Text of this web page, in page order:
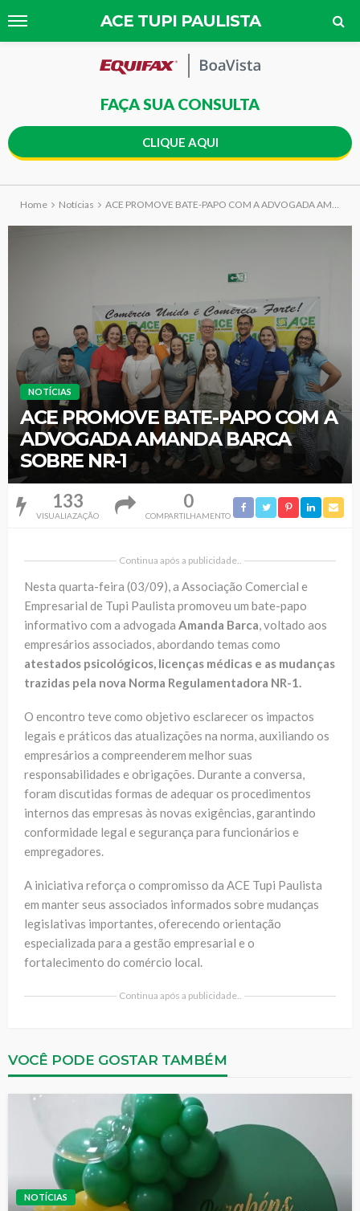
ACE TUPI PAULISTA
FAÇA SUA CONSULTA
CLIQUE AQUI
Home Notícias ACE PROMOVE BATE-PAPO COM A ADVOGADA AMANDA BARCA SOBRE NR-1
NOTÍCIAS
ACE PROMOVE BATE-PAPO COM A
ADVOGADA AMANDA BARCA
SOBRE NR-1
133
VISUALIAZAÇÃO
0
COMPARTILHAMENTO
Continua após a publicidade..
Nesta quarta-feira (03/09), a Associação Comercial e
Empresarial de Tupi Paulista promoveu um bate-papo
informativo com a advogada Amanda Barca, voltado aos
empresários associados, abordando temas como
atestados psicológicos, licenças médicas e as mudanças
trazidas pela nova Norma Regulamentadora NR-1.
O encontro teve como objetivo esclarecer os impactos
legais e práticos das atualizações na norma, auxiliando os
empresários a compreenderem melhor suas
responsabilidades e obrigações. Durante a conversa,
foram discutidas formas de adequar os procedimentos
internos das empresas às novas exigências, garantindo
conformidade legal e segurança para funcionários e
empregadores.
A iniciativa reforça o compromisso da ACE Tupi Paulista
em manter seus associados informados sobre mudanças
legislativas importantes, oferecendo orientação
especializada para a gestão empresarial e o
fortalecimento do comércio local.
Continua após a publicidade..
VOCÊ PODE GOSTAR TAMBÉM
NOTÍCIAS